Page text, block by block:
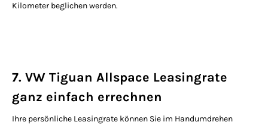
Kilometer beglichen werden.
7. VW Tiguan Allspace Leasingrate
ganz einfach errechnen
Ihre persönliche Leasingrate können Sie im Handumdrehen